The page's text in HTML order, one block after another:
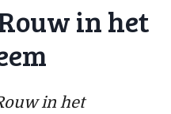
in het
in het